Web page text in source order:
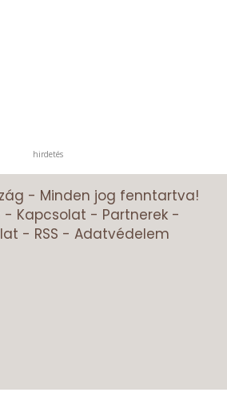
hirdetés
- Minden jog fenntartva!
- Kapcsolat - Partnerek-
- RSS - Adatvédelem